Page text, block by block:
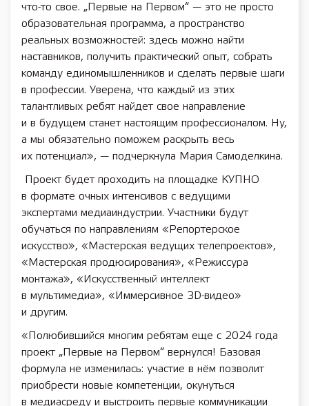
что-то свое. „Первые на Первом“ — это не просто
образовательная программа, а пространство
реальных возможностей: здесь можно найти
наставников, получить практический опыт, собрать
команду единомышленников и сделать первые шаги
в профессии. Уверена, что каждый из этих
талантливых ребят найдет свое направление
и в будущем станет настоящим профессионалом. Ну,
а мы обязательно поможем раскрыть весь
их потенциал», — подчеркнула Мария Самоделкина.
Проект будет проходить на площадке КУПНО
в формате очных интенсивов с ведущими
экспертами медиаиндустрии. Участники будут
обучаться по направлениям «Репортерское
искусство», «Мастерская ведущих телепроектов»,
«Мастерская продюсирования», «Режиссура
монтажа», «Искусственный интеллект
в мультимедиа», «Иммерсивное 3D-видео»
и другим.
«Полюбившийся многим ребятам еще с 2024 года
проект „Первые на Первом“ вернулся! Базовая
формула не изменилась: участие в нём позволит
приобрести новые компетенции, окунуться
в медиасреду и выстроить первые коммуникации